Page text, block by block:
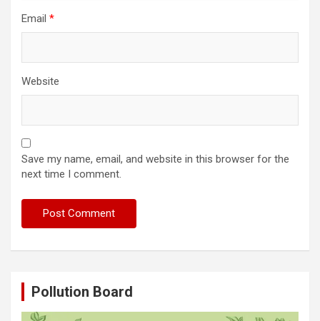
Email *
Website
Save my name, email, and website in this browser for the
next time I comment.
Pollution Board